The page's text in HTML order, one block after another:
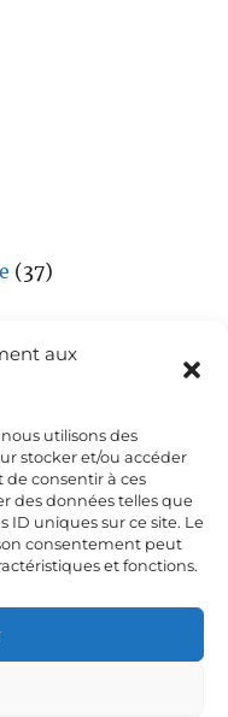
aux
utilisons des
stocker et/ou accéder
de consentir à ces
des données telles que
uniques sur ce site. Le
consentement peut
et fonctions.
(37)